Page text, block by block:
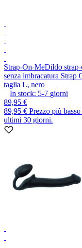
Strap-On-MeDildo strap-
senza imbracatura Strap
taglia L, nero
In stock: 5-7 giorni
89,95 €
89,95 € Prezzo più
ultimi 30 giorni.